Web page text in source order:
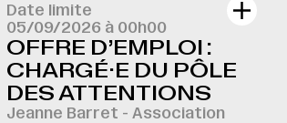
Date limite
05/09/2026 à 00h00
OFFRE D’EMPLOI :
CHARGÉ·E DU PÔLE
DES ATTENTIONS
Jeanne Barret - Association